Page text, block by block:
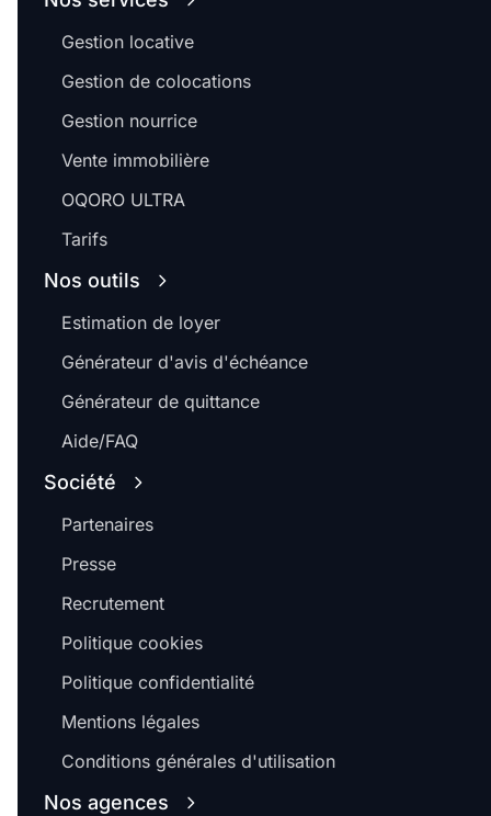
Gestion locative
Gestion de colocations
Gestion nourrice
Vente immobilière
OQORO ULTRA
Tarifs
Nos outils
Estimation de loyer
Générateur d'avis d'échéance
Générateur de quittance
Aide/FAQ
Société
Partenaires
Presse
Recrutement
Politique cookies
Politique confidentialité
Mentions légales
Conditions générales d'utilisation
Nos agences